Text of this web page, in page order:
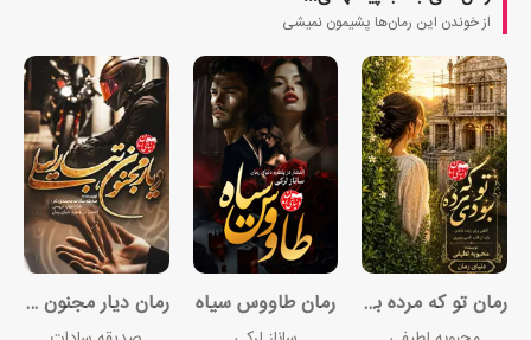
از خوندن این رمان‌ها پشیمون نمیشی
رمان تو که مرده بودی رمان طاووس سیاه رمان دیار مجنون تبار لیلی